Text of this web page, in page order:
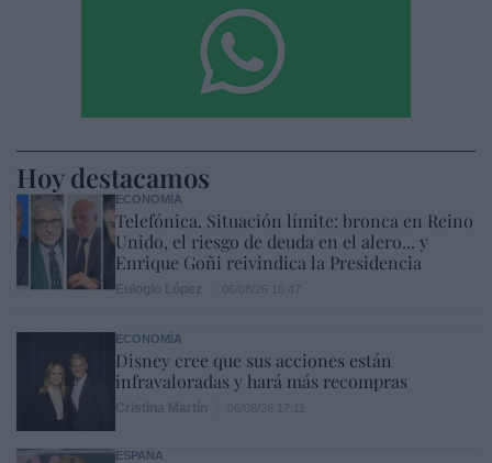
Hoy destacamos
ECONOMÍA
Telefónica. Situación límite: bronca en Reino
Unido, el riesgo de deuda en el alero... y
Enrique Goñi reivindica la Presidencia
ECONOMÍA
Disney cree que sus acciones están
infravaloradas y hará más recompras
ESPAÑA